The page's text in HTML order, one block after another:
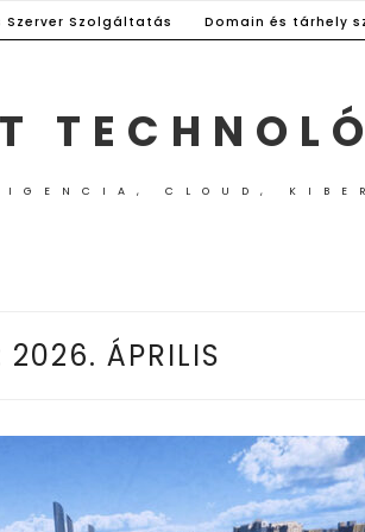
Szerver Szolgáltatás Domain és tárhely
CLOUD,
2026. ÁPRILIS